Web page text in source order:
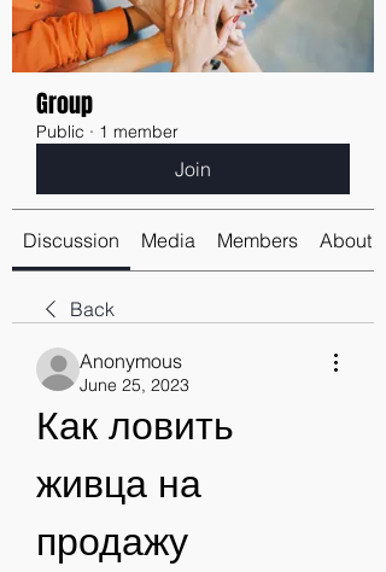
Group
Public · 1 member
Join
Discussion Media Members About
Back
Anonymous
June 25, 2023
Как ловить
живца на
продажу